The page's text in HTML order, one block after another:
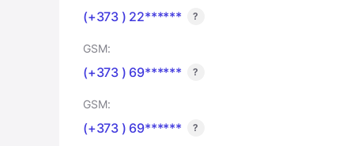
(+373 ) 22****** ?
GSM:
(+373 ) 69****** ?
GSM:
(+373 ) 69****** ?